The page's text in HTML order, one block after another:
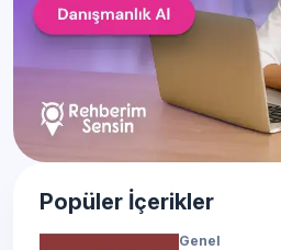
Popüler İçerikler
Genel